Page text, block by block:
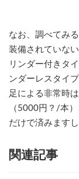
なお、調べてみ
装備されていな
リンダー付きタ
ンダーレスタイ
足による非常時
（5000円？/本
だけで済みますし
関連記事